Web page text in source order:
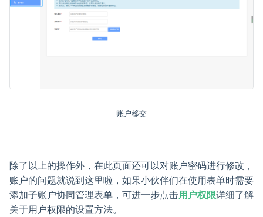
账户移交
除了以上的操作外，在此页面还可以对账户密码进行修改，
账户的问题就说到这里啦，如果小伙伴们在使用表单时需要
添加子账户协同管理表单，可进一步点击用户权限详细了解
关于用户权限的设置方法。